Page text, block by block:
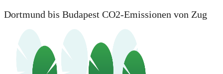
Dortmund bis Budapest CO2-Emissionen von Zug